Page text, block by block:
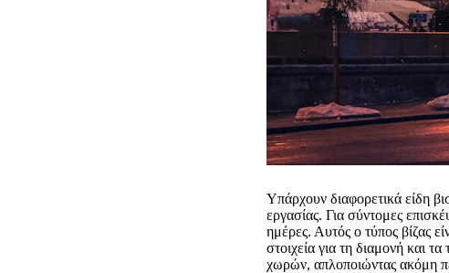
Υπάρχουν διαφορετικά είδη
εργασίας. Για σύντομες
ημέρες. Αυτός ο τύπος βίζας
στοιχεία για τη διαμονή και
χωρών, απλοποιώντας ακόμη